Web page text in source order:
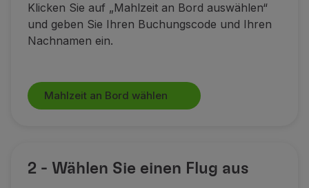
Klicken Sie auf „Mahlzeit an Bord auswählen“
und geben Sie Ihren Buchungscode und Ihren
Nachnamen ein.
Mahlzeit an Bord wählen
2 - Wählen Sie einen Flug aus